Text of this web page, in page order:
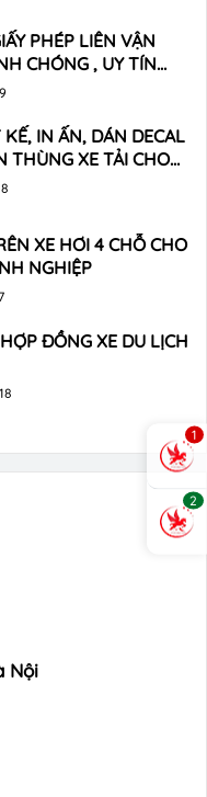
PHÉP LIÊN VẬN
CHÓNG , UY TÍN
IN ẤN, DÁN DECAL
THÙNG XE TẢI CHO
XE HƠI 4 CHỖ CHO
NGHIỆP
ĐỒNG XE DU LỊCH
Nội
1
2